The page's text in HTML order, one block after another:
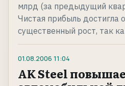
млрд (за предыдущий
Чистая прибыль достигла
существенный рост, так
01.08.2006 11:04
AK Steel